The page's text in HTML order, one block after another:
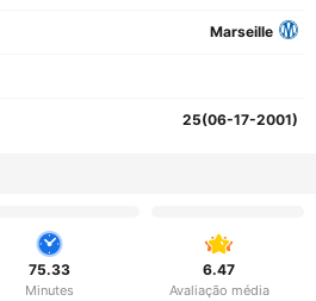
Marseille
25(06-17-2001)
75.33
Minutes
6.47
Avaliação média